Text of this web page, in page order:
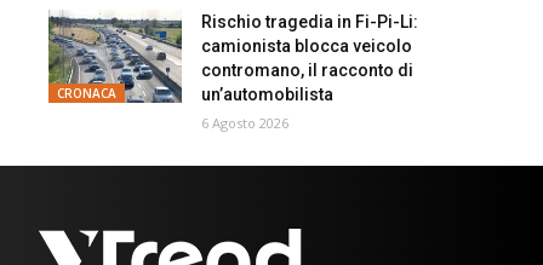
CRONACA
Rischio tragedia in Fi-Pi-Li:
camionista blocca veicolo
contromano, il racconto di
un’automobilista
6 Agosto 2026